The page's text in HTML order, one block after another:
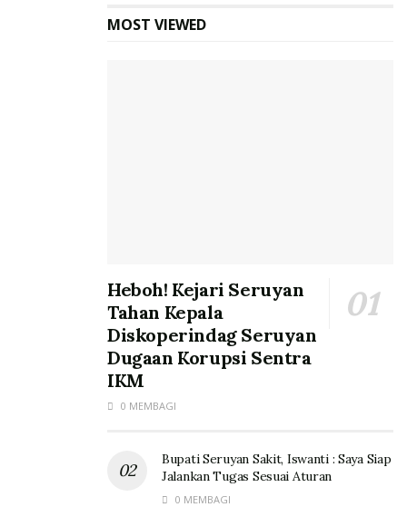
MOST VIEWED
Heboh! Kejari Seruyan
Tahan Kepala
Diskoperindag Seruyan
Dugaan Korupsi Sentra
IKM
0 MEMBAGI
Bupati Seruyan Sakit, Iswanti : Saya Siap
Jalankan Tugas Sesuai Aturan
0 MEMBAGI